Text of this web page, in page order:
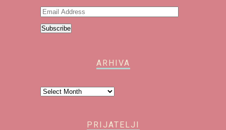
Email
Address
Subscribe
ARHIVA
Arhiva
PRIJATELJI